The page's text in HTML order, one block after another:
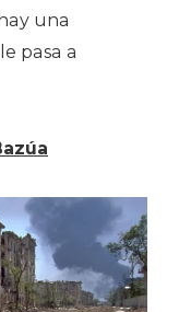
una
pasa a